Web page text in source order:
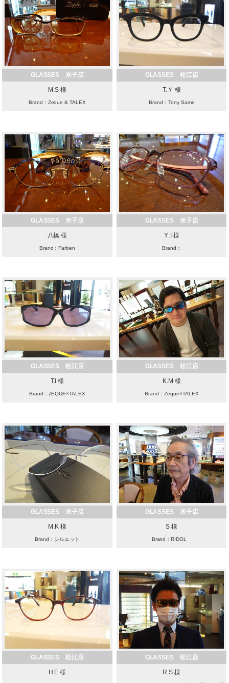
GLASSES 米子店
M.S 様
Brand：Zeque & TALEX
GLASSES 松江店
T.Ｙ 様
Brand：Tony Same
GLASSES 米子店
八橋 様
Brand：Farben
GLASSES 米子店
Y..I 様
Brand：
GLASSES 松江店
T.I 様
Brand：ZEQUE×TALEX
GLASSES 松江店
K.M 様
Brand：Zeque×TALEX
GLASSES 米子店
M.K 様
Brand：シルエット
GLASSES 米子店
S 様
Brand：RIDOL
GLASSES 松江店
H.E 様
GLASSES 松江店
R.S 様